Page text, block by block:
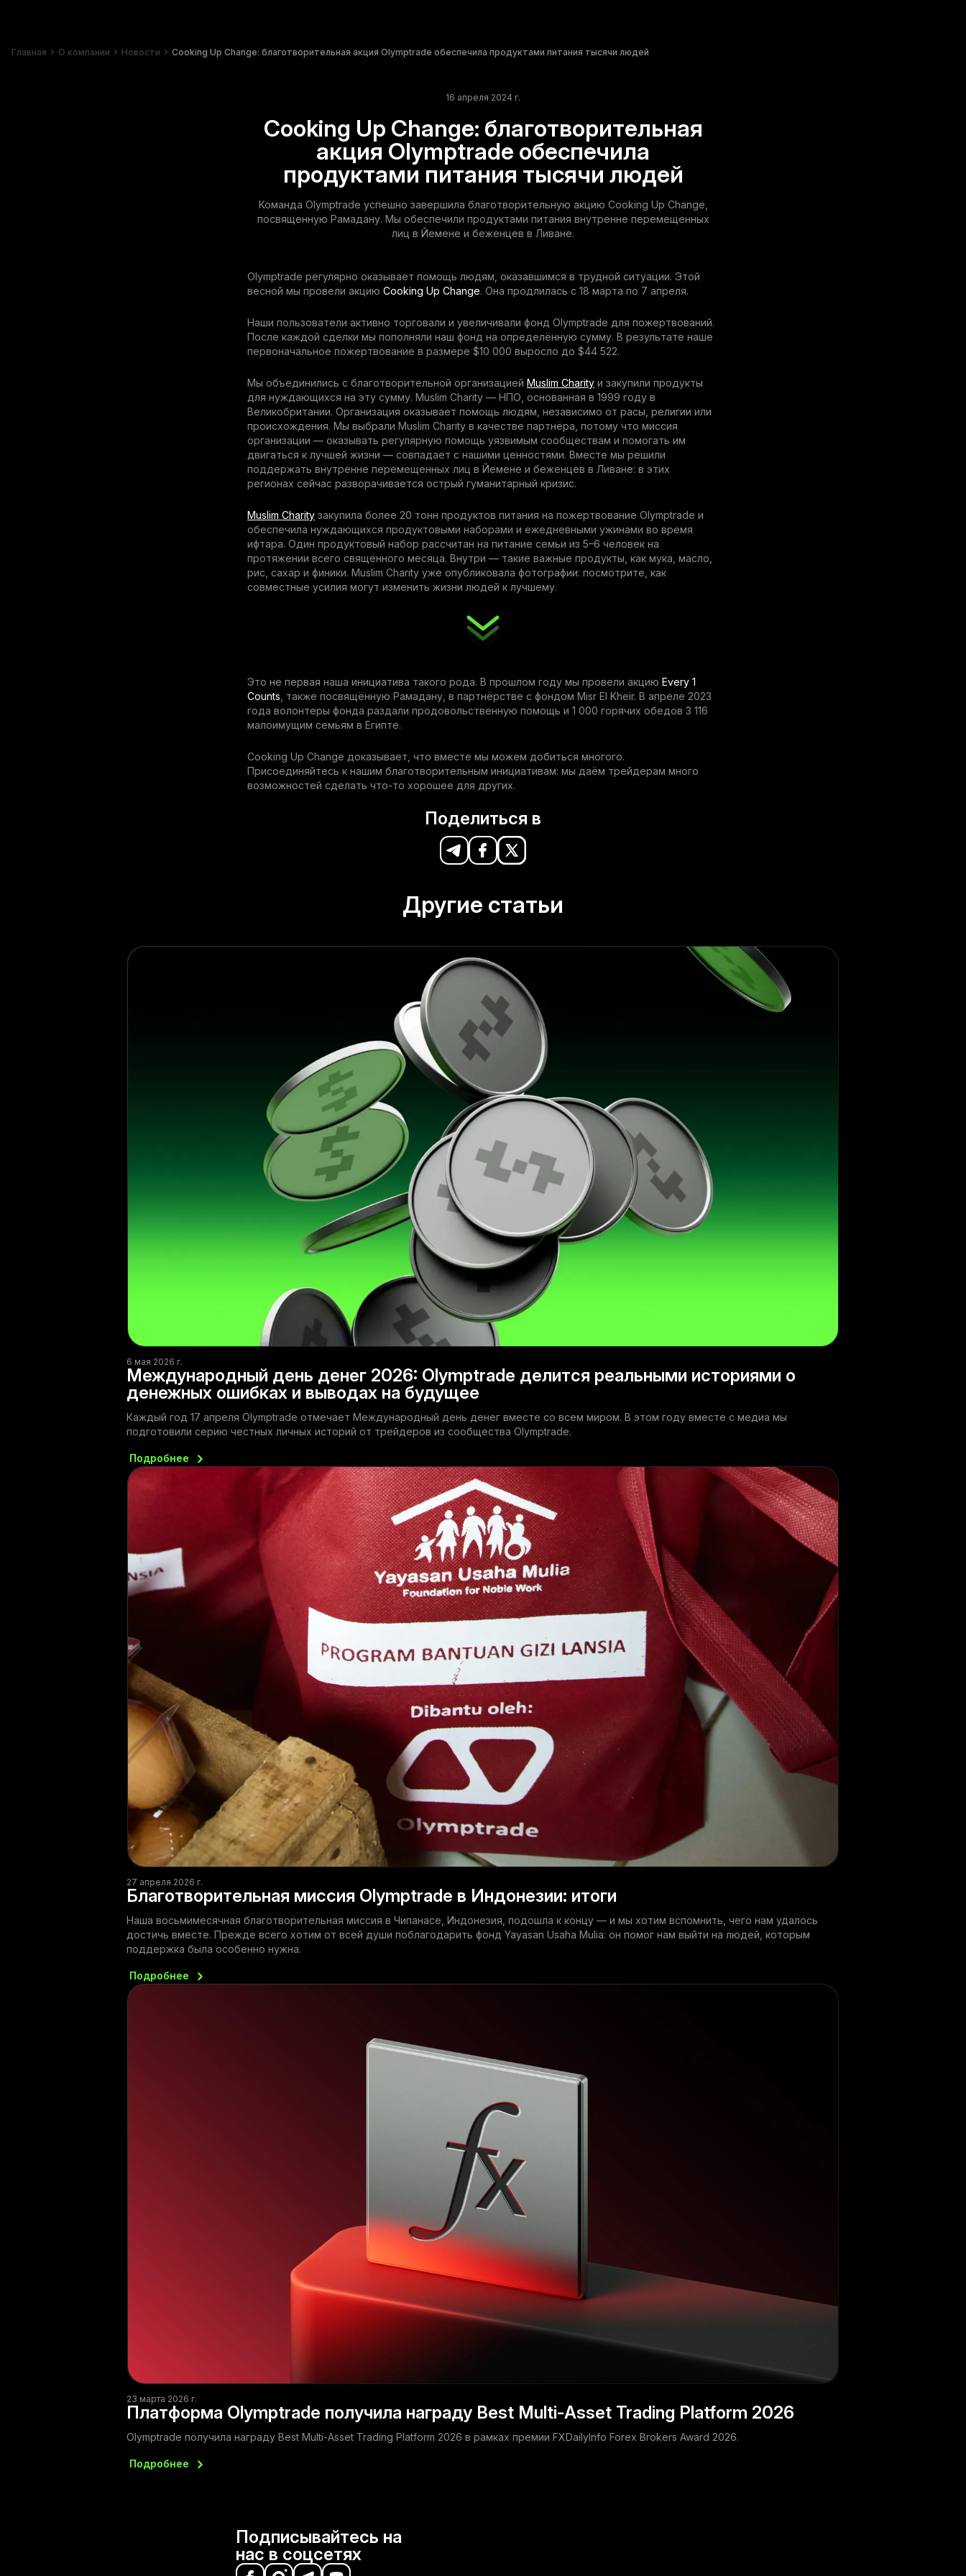
Главная О компании Новости Cooking Up Change: благотворительная акция Olymptrade обеспечила продуктами питания тысячи людей
16 апреля 2024 г.
Cooking Up Change: благотворительная
акция Olymptrade обеспечила
продуктами питания тысячи людей
Команда Olymptrade успешно завершила благотворительную акцию Cooking Up Change,
посвященную Рамадану. Мы обеспечили продуктами питания внутренне перемещенных
лиц в Йемене и беженцев в Ливане.
Olymptrade регулярно оказывает помощь людям, оказавшимся в трудной ситуации. Этой
весной мы провели акцию Cooking Up Change. Она продлилась с 18 марта по 7 апреля.
Наши пользователи активно торговали и увеличивали фонд Olymptrade для пожертвований.
После каждой сделки мы пополняли наш фонд на определённую сумму. В результате наше
первоначальное пожертвование в размере $10 000 выросло до $44 522.
Мы объединились с благотворительной организацией Muslim Charity и закупили продукты
для нуждающихся на эту сумму. Muslim Charity — НПО, основанная в 1999 году в
Великобритании. Организация оказывает помощь людям, независимо от расы, религии или
происхождения. Мы выбрали Muslim Charity в качестве партнёра, потому что миссия
организации — оказывать регулярную помощь уязвимым сообществам и помогать им
двигаться к лучшей жизни — совпадает с нашими ценностями. Вместе мы решили
поддержать внутренне перемещенных лиц в Йемене и беженцев в Ливане: в этих
регионах сейчас разворачивается острый гуманитарный кризис.
Muslim Charity закупила более 20 тонн продуктов питания на пожертвование Olymptrade и
обеспечила нуждающихся продуктовыми наборами и ежедневными ужинами во время
ифтара. Один продуктовый набор рассчитан на питание семьи из 5–6 человек на
протяжении всего священного месяца. Внутри — такие важные продукты, как мука, масло,
рис, сахар и финики. Muslim Charity уже опубликовала фотографии: посмотрите, как
совместные усилия могут изменить жизни людей к лучшему.
Это не первая наша инициатива такого рода. В прошлом году мы провели акцию Every 1
Counts , также посвящённую Рамадану, в партнёрстве с фондом Misr El Kheir. В апреле 2023
года волонтеры фонда раздали продовольственную помощь и 1 000 горячих обедов 3 116
малоимущим семьям в Египте.
Cooking Up Change доказывает, что вместе мы можем добиться многого.
Присоединяйтесь к нашим благотворительным инициативам: мы даём трейдерам много
возможностей сделать что-то хорошее для других.
Поделиться в
Другие статьи
6 мая 2026 г.
Международный день денег 2026: Olymptrade делится реальными историями о
денежных ошибках и выводах на будущее
Каждый год 17 апреля Olymptrade отмечает Международный день денег вместе со всем миром. В этом году вместе с медиа мы
подготовили серию честных личных историй от трейдеров из сообщества Olymptrade.
Подробнее
27 апреля 2026 г.
Благотворительная миссия Olymptrade в Индонезии: итоги
Наша восьмимесячная благотворительная миссия в Чипанасе, Индонезия, подошла к концу — и мы хотим вспомнить, чего нам удалось
достичь вместе. Прежде всего хотим от всей души поблагодарить фонд Yayasan Usaha Mulia: он помог нам выйти на людей, которым
поддержка была особенно нужна.
Подробнее
23 марта 2026 г.
Платформа Olymptrade получила награду Best Multi-Asset Trading Platform 2026
Olymptrade получила награду Best Multi-Asset Trading Platform 2026 в рамках премии FXDailyInfo Forex Brokers Award 2026.
Подробнее
Подписывайтесь на
нас в соцсетях